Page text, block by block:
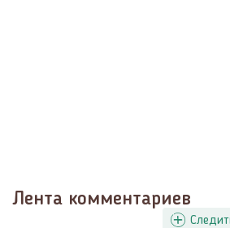
Лента комментариев